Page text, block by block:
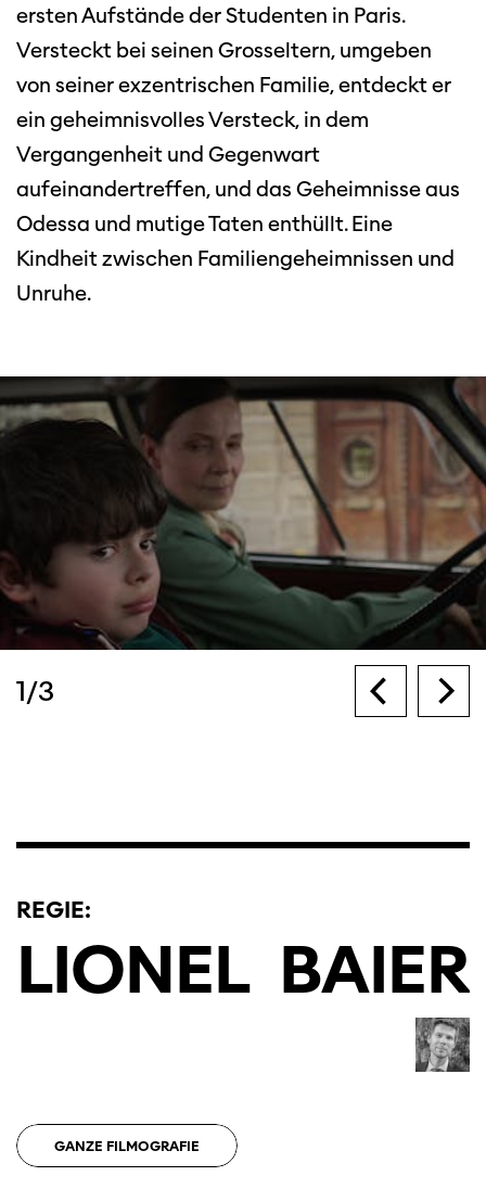
ersten Aufstände der Studenten in Paris.
Versteckt bei seinen Grosseltern, umgeben
von seiner exzentrischen Familie, entdeckt er
ein geheimnisvolles Versteck, in dem
Vergangenheit und Gegenwart
aufeinandertreffen, und das Geheimnisse aus
Odessa und mutige Taten enthüllt. Eine
Kindheit zwischen Familiengeheimnissen und
Unruhe.
1/3
REGIE:
LIONEL BAIER
GANZE FILMOGRAFIE